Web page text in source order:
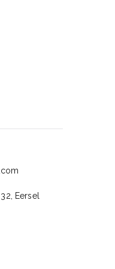
Eersel